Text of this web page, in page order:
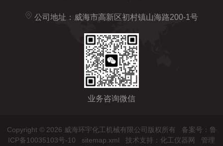
公司地址：威海市高新区初村镇山海路200-1号
业务咨询微信
Copyright © 2026 威海环宇化工机械有限公司版权所有 备案号：鲁
ICP备10035103号-10
sitemap.xml 技术支持： 化工仪器网 管理